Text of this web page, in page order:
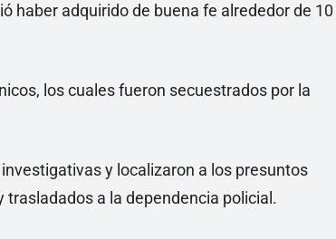
haber adquirido de buena fe alrededor de 10
los cuales fueron secuestrados por la
y localizaron a los presuntos
a la dependencia policial.